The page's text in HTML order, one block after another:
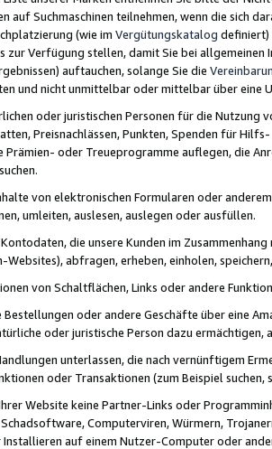
auf Suchmaschinen teilnehmen, wenn die sich
(wie im Vergütungskatalog definiert)
zur Verfügung stellen, damit Sie bei
auftauchen, solange Sie die
und nicht unmittelbar oder mittelbar über eine
oder juristischen Personen für die Nutzung
Preisnachlässen, Punkten, Spenden für
Prämien- oder Treueprogramme auflegen, die
von elektronischen Formularen oder
umleiten, auslesen, auslegen oder ausfüllen.
die unsere Kunden im
Websites), abfragen, erheben, einholen,
von Schaltflächen, Links oder andere
Bestellungen oder andere Geschäfte über eine
oder juristische Person dazu
unterlassen, die nach vernünftigem
oder Transaktionen (zum Beispiel
Website keine Partner-Links oder
Computerviren, Würmern,
auf einem Nutzer-Computer oder